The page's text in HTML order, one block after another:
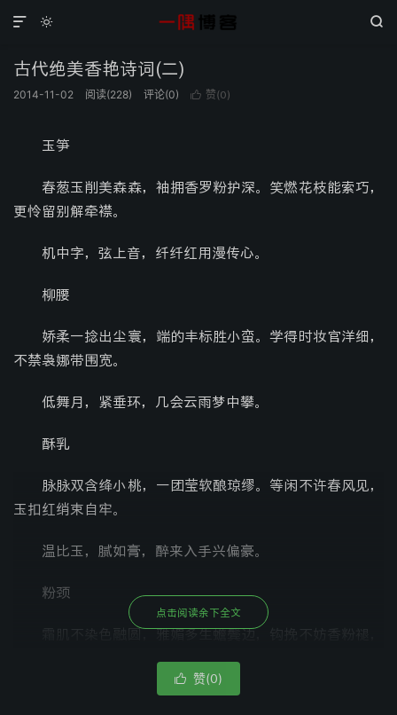
 

古代绝美香艳诗词(二)
2014-11-02 阅读(228) 评论(0)  赞(0)
玉笋
春葱玉削美森森，袖拥香罗粉护深。笑燃花枝能索巧，
更怜留别解牵襟。
机中字，弦上音，纤纤红用漫传心。
柳腰
娇柔一捻出尘寰，端的丰标胜小蛮。学得时妆官洋细，
不禁袅娜带围宽。
低舞月，紧垂环，几会云雨梦中攀。
酥乳
脉脉双含绛小桃，一团莹软酿琼缪。等闲不许春风见，
玉扣红绡束自牢。
温比玉，腻如膏，醉来入手兴偏豪。
粉颈
娇滴滴，嫩娟娟，每劳引望怅佳缘。
点击阅读余下全文
 赞(0)